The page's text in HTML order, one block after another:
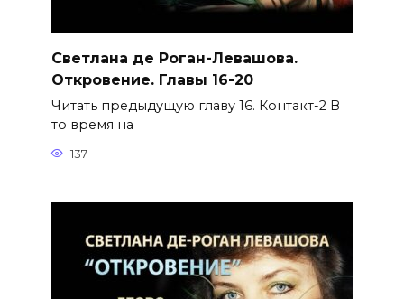
Светлана де Роган-Левашова.
Откровение. Главы 16-20
Читать предыдущую главу 16. Контакт-2 В
то время на
137